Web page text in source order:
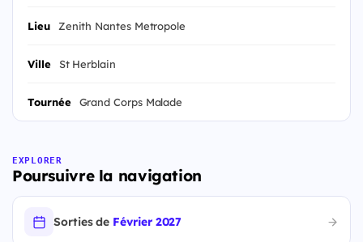
Lieu Zenith Nantes Metropole
Ville St Herblain
Tournée Grand Corps Malade
EXPLORER
Poursuivre la navigation
Sorties de Février 2027